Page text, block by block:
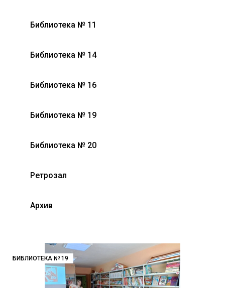
Библиотека № 11
Библиотека № 14
Библиотека № 16
Библиотека № 19
Библиотека № 20
Ретрозал
Архив
БИБЛИОТЕКА № 19